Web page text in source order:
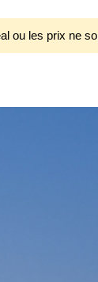
ou les prix ne